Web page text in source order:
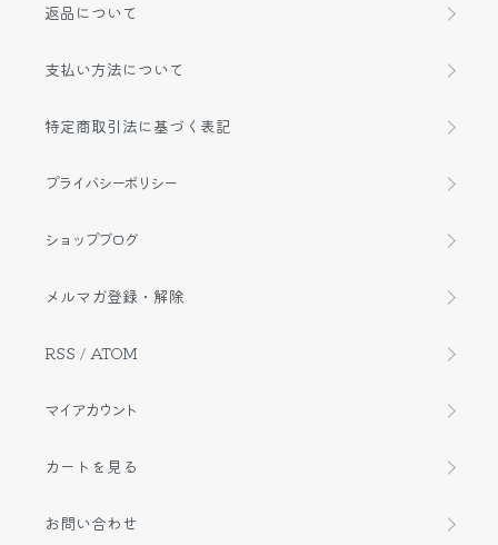
返品について
支払い方法について
特定商取引法に基づく表記
プライバシーポリシー
ショップブログ
メルマガ登録・解除
RSS / ATOM
マイアカウント
カートを見る
お問い合わせ